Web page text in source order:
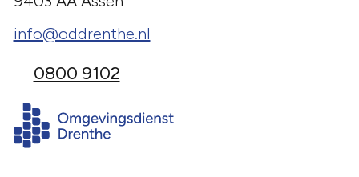
info@oddrenthe.nl
0800 9102